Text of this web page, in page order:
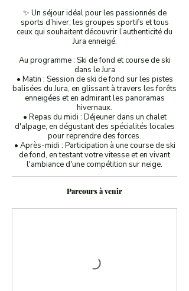
✨ Un séjour idéal pour les passionnés de
sports d’hiver, les groupes sportifs et tous
ceux qui souhaitent découvrir l’authenticité du
Jura enneigé.
Au programme : Ski de fond et course de ski
dans le Jura
• Matin : Session de ski de fond sur les pistes
balisées du Jura, en glissant à travers les forêts
enneigées et en admirant les panoramas
hivernaux.
• Repas du midi : Déjeuner dans un chalet
d'alpage, en dégustant des spécialités locales
pour reprendre des forces.
• Après-midi : Participation à une course de ski
de fond, en testant votre vitesse et en vivant
l'ambiance d'une compétition sur neige.
Parcours à venir